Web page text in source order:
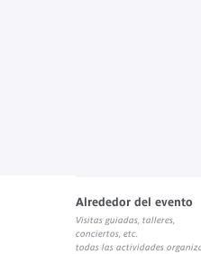
Alrededor del evento
Visitas guiadas, talleres,
conciertos, etc.
todas las actividades